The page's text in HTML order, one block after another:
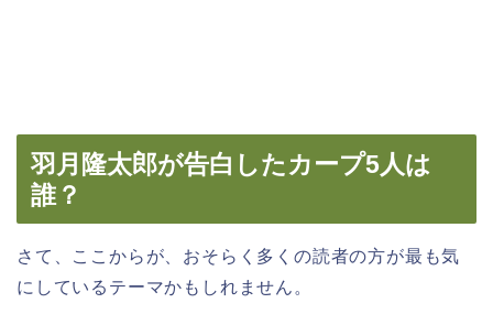
羽月隆太郎が告白したカープ5人は
誰？
さて、ここからが、おそらく多くの読者の方が最も気
にしているテーマかもしれません。